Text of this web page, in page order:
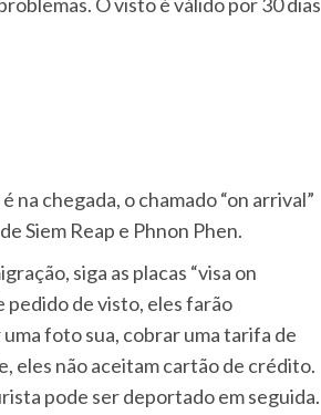
O visto é válido por 30 dias
na chegada, o chamado “on arrival”
Siem Reap e Phnon Phen.
siga as placas “visa on
pedido de visto, eles farão
foto sua, cobrar uma tarifa de
eles não aceitam cartão de crédito.
pode ser deportado em seguida.